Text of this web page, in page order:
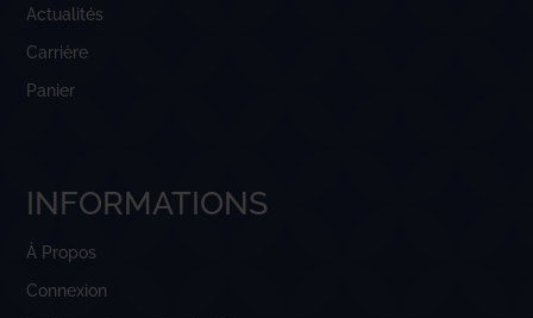
Actualités
Carrière
Panier
INFORMATIONS
À Propos
Connexion